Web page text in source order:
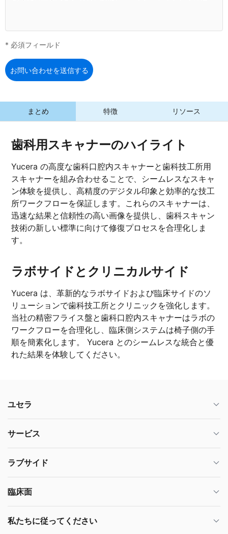
* 必須フィールド
お問い合わせを送信する
まとめ 特徴 リソース
歯科用スキャナーのハイライト
Yucera の高度な歯科口腔内スキャナーと歯科技工所用
スキャナーを組み合わせることで、シームレスなスキャ
ン体験を提供し、高精度のデジタル印象と効率的な技工
所ワークフローを保証します。これらのスキャナーは、
迅速な結果と信頼性の高い画像を提供し、歯科スキャン
技術の新しい標準に向けて修復プロセスを合理化しま
す。
ラボサイドとクリニカルサイド
Yucera は、革新的なラボサイドおよび臨床サイドのソ
リューションで歯科技工所とクリニックを強化します。
当社の精密フライス盤と歯科口腔内スキャナーはラボの
ワークフローを合理化し、臨床側システムは椅子側の手
順を簡素化します。 Yucera とのシームレスな統合と優
れた結果を体験してください。
ユセラ
サービス
ラブサイド
臨床面
私たちに従ってください